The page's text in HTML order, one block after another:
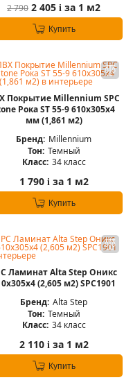
2 790 2 405 i за 1 м2
Купить
Покрытие Millennium SPC
Рока ST 55-9 610х305х4
мм (1,861 м2)
Бренд: Millennium
Тон: Темный
Класс: 34 класс
1 790 iза 1 м2
Купить
Ламинат Alta Step Оникс
(2,605 м2) SPC1901
Бренд: Alta Step
Тон: Темный
Класс: 34 класс
2 110 iза 1 м2
Купить